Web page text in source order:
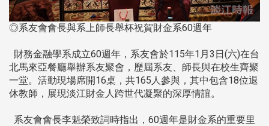
◎系友會會長與系上師長舉杯祝賀財金系60週年
財務金融學系成立60週年，系友會於115年1月3日(六)在台
北馬來亞餐廳舉辦系友聚會，歷屆系友、師長與在校生齊聚
一堂。活動現場席開16桌，共165人參與，其中包含18位退
休教師，展現淡江財金人跨世代凝聚的深厚情誼。
系友會會長李魁榮致詞時指出，60週年是財金系的重要里